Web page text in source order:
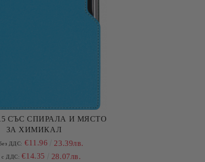
СЪС СПИРАЛА И МЯСТО
ЗА ХИМИКАЛ
ДДС: €11.96 23.39лв.
с ДДС: €14.35
28.07лв.